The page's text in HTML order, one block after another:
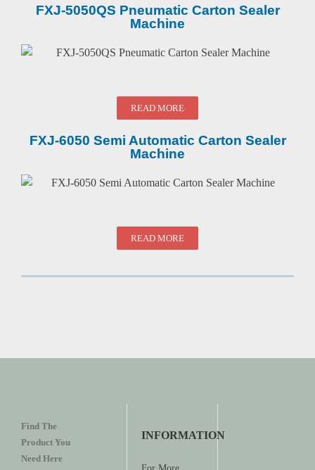
FXJ-5050QS Pneumatic Carton Sealer
Machine
READ MORE
FXJ-6050 Semi Automatic Carton Sealer
Machine
READ MORE
Find The
Product You
Need Here
INFORMATION